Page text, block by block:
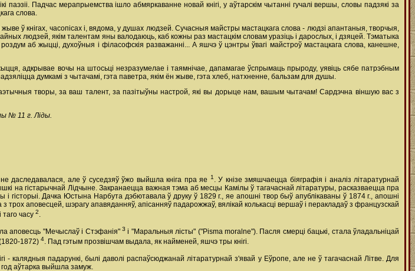
паэзіі. Падчас мерапрыемства ішло абмяркаванне новай кнігі, у аўтарскім чытанні гучалі вершы, словы падзякі за
слова.
ў кнігах, часопісах і, вядома, у душах людзей. Сучасныя майстры мастацкага слова - людзі апантаныя, творчыя,
людзей, якім талентам яны валодаюць, каб кожны раз мастацкім словам уразіць і дарослых, і дзяцей. Тэматыка
аб жыцці, духоўныя і філасофскія разважанні... А яшчэ ў цэнтры ўвагі майстроў мастацкага слова, канешне,
адкрывае вочы на штосьці незразумелае і таямнічае, дапамагае ўспрымаць прыроду, уявіць сябе патрэбным
думкамі з чытачамі, гэта паветра, якім ён жыве, гэта хлеб, натхненне, бальзам для душы.
творы, за ваш талент, за пазітыўны настрой, які вы дорыце нам, вашым чытачам! Сардэчна віншую вас з
№ 11 г. Ліды.
даследавалася, але ў суседзяў ўжо выйшла кніга пра яе 1 . У кнізе змяшчаецца біяграфія і аналіз літаратурнай
на гістарычнай Лідчыне. Закранаецца важная тэма аб месцы Камілы ў тагачаснай літаратуры, расказваецца пра
і гісторыі. Дачка Юстына Нарбута дэбютавала ў друку ў 1829 г., яе апошні твор быў апублікаваны ў 1874 г., апошні
трох аповесцей, шэрагу апавяданняў, апісанняў падарожжаў, вялікай колькасці вершаў і перакладаў з французскай
часу 2.
аповесць "Мечыслаў і Стэфанія" 3 і "Маральныя лісты" ("Pisma moralne"). Пасля смерці бацькі, стала ўладальніцай
1872) 4. Пад гэтым прозвішчам выдала, як найменей, яшчэ тры кнігі.
- калядныя падарункі, былі даволі распаўсюджанай літаратурнай з'явай у Еўропе, але не ў тагачаснай Літве. Для
год аўтарка выйшла замуж.